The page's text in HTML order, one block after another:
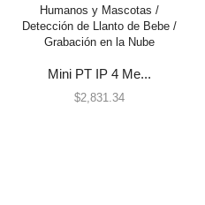
Contactos Magnéticos
Contacto Magnético Cableado
Detectores / Sensores
Mini PT IP 4 Me...
$2,831.34